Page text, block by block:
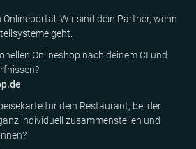
Wir sind dein Partner, wenn
geht.
Onlineshop nach deinem CI und
für dein Restaurant, bei der
individuell zusammenstellen und